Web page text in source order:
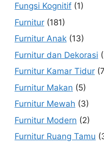
Fungsi Kognitif (1)
Furnitur (181)
Furnitur Anak (13)
Furnitur dan Dekorasi
Furnitur Kamar Tidur
Furnitur Makan (5)
Furnitur Mewah (3)
Furnitur Modern (2)
Furnitur Ruang Tamu